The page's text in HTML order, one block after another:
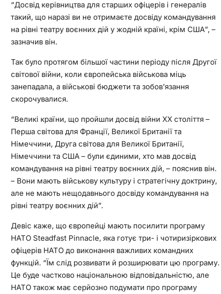
“Досвід керівництва для старших офіцерів і генералів
такий, що наразі ви не отримаєте досвіду командування
на рівні театру воєнних дій у жодній країні, крім США”, –
зазначив він.
Так було протягом більшої частини періоду після Другої
світової війни, коли європейська військова міць
занепадала, а військові бюджети та зобов’язання
скорочувалися.
“Великі країни, що пройшли досвід війни ХХ століття –
Перша світова для Франції, Великої Британії та
Німеччини, Друга світова для Великої Британії,
Німеччини та США – були єдиними, хто мав досвід
командування на рівні театру воєнних дій, – пояснив він.
– Вони мають військову культуру і стратегічну доктрину,
але не мають нещодавнього досвіду командування на
рівні театру воєнних дій”.
Девіс каже, що європейці мають посилити програму
НАТО Steadfast Pinnacle, яка готує три- і чотиризіркових
офіцерів НАТО до виконання важливих командних
функцій. “Їм слід розвивати й розширювати цю програму.
Це буде частково національною відповідальністю, але
НАТО також має серйозно подумати про програму